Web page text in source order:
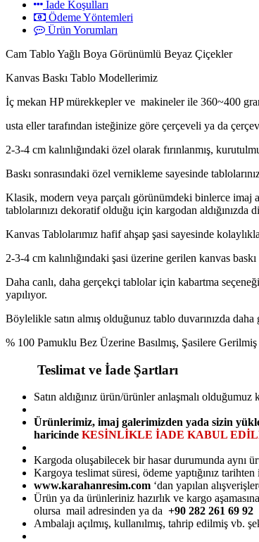
İade Koşulları
Ödeme Yöntemleri
Ürün Yorumları
Cam Tablo Yağlı Boya Görünümlü Beyaz Çiçekler
Kanvas Baskı Tablo Modellerimiz
İç mekan HP mürekkepler ve makineler ile 360~400
usta eller tarafından isteğinize göre çerçeveli ya da
2-3-4 cm kalınlığındaki özel olarak fırınlanmış,
Baskı sonrasındaki özel vernikleme sayesinde
Klasik, modern veya parçalı görünümdeki binlerce imaj
tablolarınızı dekoratif olduğu için kargodan aldığınızda
Kanvas Tablolarımız hafif ahşap şasi sayesinde
2-3-4 cm kalınlığındaki şasi üzerine gerilen kanvas
Daha canlı, daha gerçekçi tablolar için kabartma
yapılıyor.
Böylelikle satın almış olduğunuz tablo duvarınızda
% 100 Pamuklu Bez Üzerine Basılmış, Şasilere
Teslimat ve İade Şartları
Satın aldığınız ürün/ürünler anlaşmalı olduğumuz
Ürünlerimiz, imaj galerimizden yada sizin
haricinde KESİNLİKLE İADE KABUL
Kargoda oluşabilecek bir hasar durumunda aynı
Kargoya teslimat süresi, ödeme yaptığınız
www.karahanresim.com ‘dan yapılan
Ürün ya da ürünleriniz hazırlık ve kargo
olursa mail adresinden ya da +90 282 261 69
Ambalajı açılmış, kullanılmış, tahrip edilmiş vb.